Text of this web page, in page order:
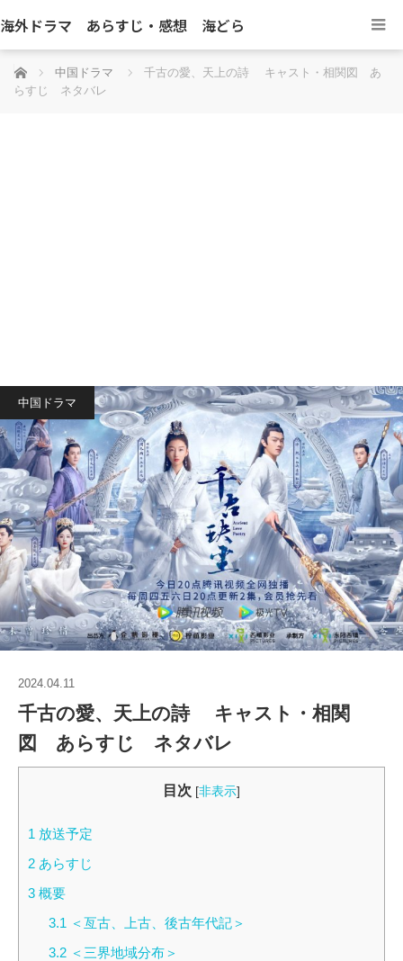
海外ドラマ あらすじ・感想 海どら
ホーム 中国ドラマ
千古の愛、天上の詩 キャスト・相関図 あ
らすじ ネタバレ
中国ドラマ
2024.04.11
千古の愛、天上の詩 キャスト・相関
図 あらすじ ネタバレ
目次 [非表示]
1 放送予定
2 あらすじ
3 概要
3.1 ＜亙古、上古、後古年代記＞
3.2＜三界地域分布＞